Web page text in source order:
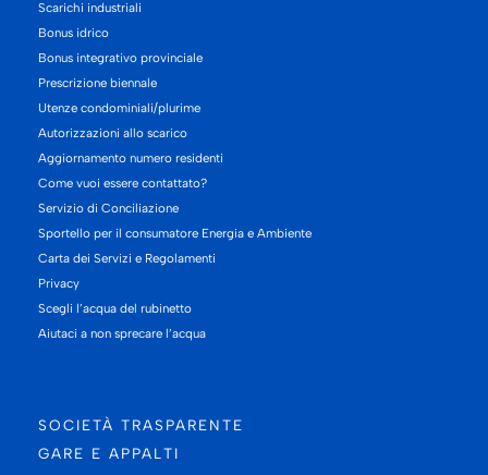
Scarichi industriali
Bonus idrico
Bonus integrativo provinciale
Prescrizione biennale
Utenze condominiali/plurime
Autorizzazioni allo scarico
Aggiornamento numero residenti
Come vuoi essere contattato?
Servizio di Conciliazione
Sportello per il consumatore Energia e Ambiente
Carta dei Servizi e Regolamenti
Privacy
Scegli l’acqua del rubinetto
Aiutaci a non sprecare l’acqua
SOCIETÀ TRASPARENTE
GARE E APPALTI